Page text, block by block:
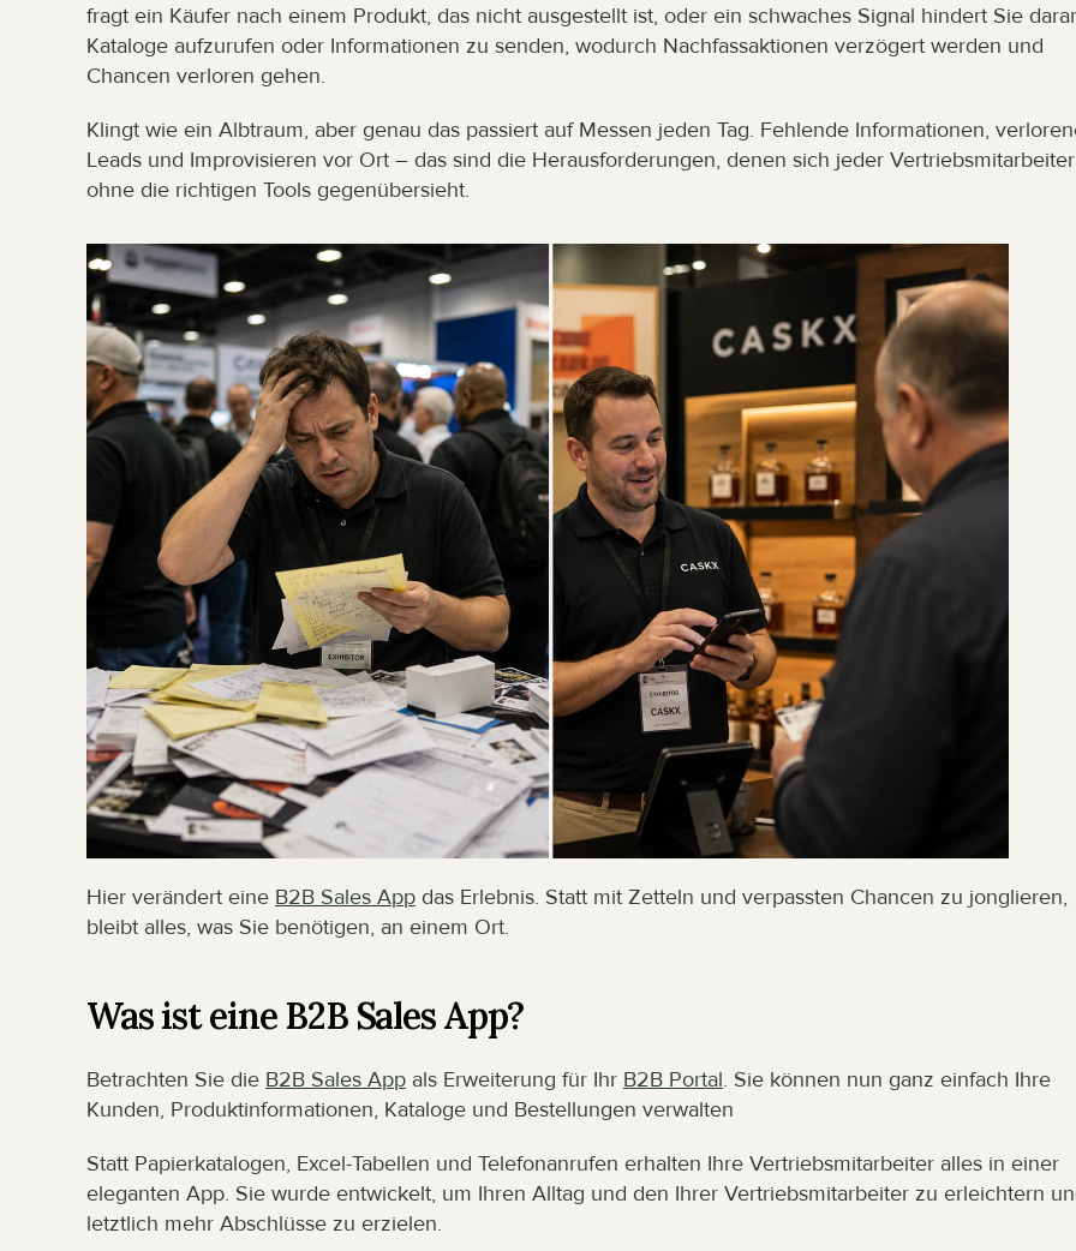
fragt ein Käufer nach einem Produkt, das nicht ausgestellt ist, oder ein schwaches Signal hindert Sie
Kataloge aufzurufen oder Informationen zu senden, wodurch Nachfassaktionen verzögert werden und
Chancen verloren gehen.
Klingt wie ein Albtraum, aber genau das passiert auf Messen jeden Tag. Fehlende Informationen,
Leads und Improvisieren vor Ort – das sind die Herausforderungen, denen sich jeder Vertriebsmitarbeiter
ohne die richtigen Tools gegenübersieht.
Hier verändert eine B2B Sales App das Erlebnis. Statt mit Zetteln und verpassten Chancen zu jonglieren,
bleibt alles, was Sie benötigen, an einem Ort.
Was ist eine B2B Sales App?
Betrachten Sie die B2B Sales App als Erweiterung für Ihr B2B Portal. Sie können nun ganz einfach Ihre
Kunden, Produktinformationen, Kataloge und Bestellungen verwalten
Statt Papierkatalogen, Excel-Tabellen und Telefonanrufen erhalten Ihre Vertriebsmitarbeiter alles in einer
eleganten App. Sie wurde entwickelt, um Ihren Alltag und den Ihrer Vertriebsmitarbeiter zu erleichtern
letztlich mehr Abschlüsse zu erzielen.